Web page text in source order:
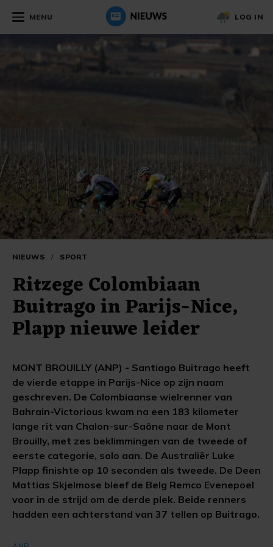
MENU LOG IN
NIEUWS / SPORT
Ritzege Colombiaan
Buitrago in Parijs-Nice,
Plapp nieuwe leider
MONT BROUILLY (ANP) - Santiago Buitrago heeft
de vierde etappe in Parijs-Nice op zijn naam
geschreven. De Colombiaanse wielrenner van
Bahrain-Victorious kwam na een 183 kilometer
lange rit van Chalon-sur-Saône naar de Mont
Brouilly, met zes beklimmingen van de tweede of
eerste categorie, solo aan. De Australiër Luke
Plapp finishte op 10 seconden als tweede. De Deen
Mattias Skjelmose bleef de Belg Remco Evenepoel
voor in de strijd om de derde plek. Beide renners
hadden een achterstand van 37 tellen op Buitrago.